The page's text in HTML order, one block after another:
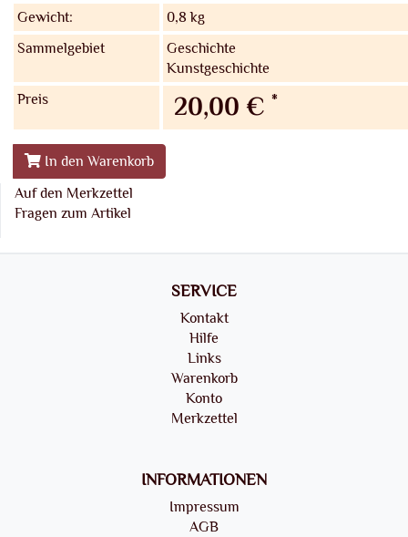
Gewicht:
0,8 kg
Sammelgebiet
Geschichte
Kunstgeschichte
Preis
20,00 € *
In den Warenkorb
Auf den Merkzettel
Fragen zum Artikel
SERVICE
Kontakt
Hilfe
Links
Warenkorb
Konto
Merkzettel
INFORMATIONEN
Impressum
AGB